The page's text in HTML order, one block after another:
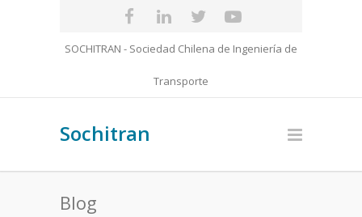
SOCHITRAN - Sociedad Chilena de Ingeniería de
Transporte
Sochitran
Blog